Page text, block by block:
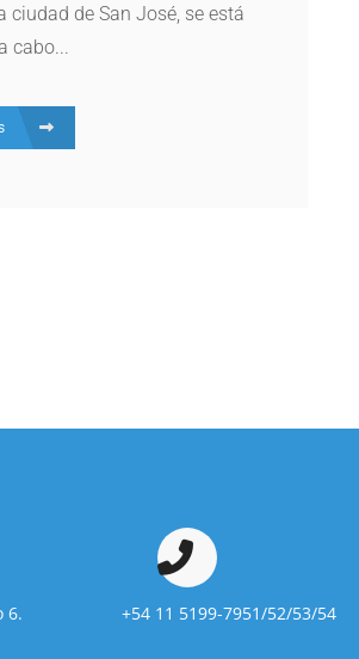
ciudad de San José, se está
cabo...
6.
+54 11 5199-7951/52/53/54